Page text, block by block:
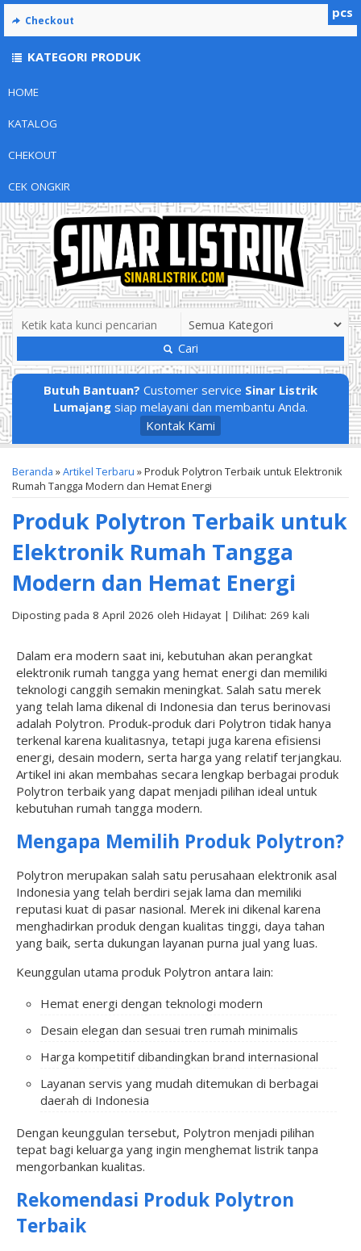
HOME
KATALOG
CHEKOUT
CEK ONGKIR
Cari
Butuh Bantuan? Customer service Sinar Listrik
Lumajang siap melayani dan membantu Anda.
Kontak Kami
Beranda »Artikel Terbaru » Produk Polytron Terbaik untuk Elektronik
Rumah Tangga Modern dan Hemat Energi
Produk Polytron Terbaik untuk
Elektronik Rumah Tangga
Modern dan Hemat Energi
Diposting pada 8 April 2026 oleh Hidayat | Dilihat: 269 kali
Dalam era modern saat ini, kebutuhan akan perangkat
elektronik rumah tangga yang hemat energi dan memiliki
teknologi canggih semakin meningkat. Salah satu merek
yang telah lama dikenal di Indonesia dan terus berinovasi
adalah Polytron. Produk-produk dari Polytron tidak hanya
terkenal karena kualitasnya, tetapi juga karena efisiensi
energi, desain modern, serta harga yang relatif terjangkau.
Artikel ini akan membahas secara lengkap berbagai produk
Polytron terbaik yang dapat menjadi pilihan ideal untuk
kebutuhan rumah tangga modern.
Mengapa Memilih Produk Polytron?
Polytron merupakan salah satu perusahaan elektronik asal
Indonesia yang telah berdiri sejak lama dan memiliki
reputasi kuat di pasar nasional. Merek ini dikenal karena
menghadirkan produk dengan kualitas tinggi, daya tahan
yang baik, serta dukungan layanan purna jual yang luas.
Keunggulan utama produk Polytron antara lain:
Hemat energi dengan teknologi modern
Desain elegan dan sesuai tren rumah minimalis
Harga kompetitif dibandingkan brand internasional
Layanan servis yang mudah ditemukan di berbagai
daerah di Indonesia
Dengan keunggulan tersebut, Polytron menjadi pilihan
tepat bagi keluarga yang ingin menghemat listrik tanpa
mengorbankan kualitas.
Rekomendasi Produk Polytron
Terbaik
pcs
Checkout
KATEGORI PRODUK